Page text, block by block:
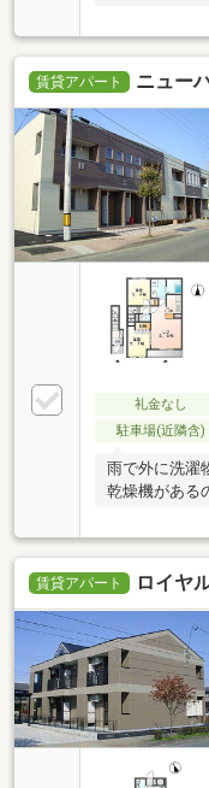
賃貸アパート ニュー
礼金なし
駐車場(近隣含)
雨で外に洗濯
乾燥機がある
賃貸アパート ロイヤ